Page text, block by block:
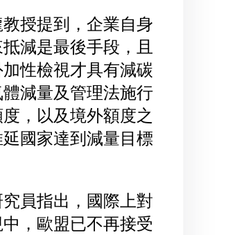
授提到，企業自身
減是最後手段，且
性檢視才具有減碳
減量及管理法施行
，以及境外額度之
國家達到減量目標
員指出，國際上對
，歐盟已不再接受